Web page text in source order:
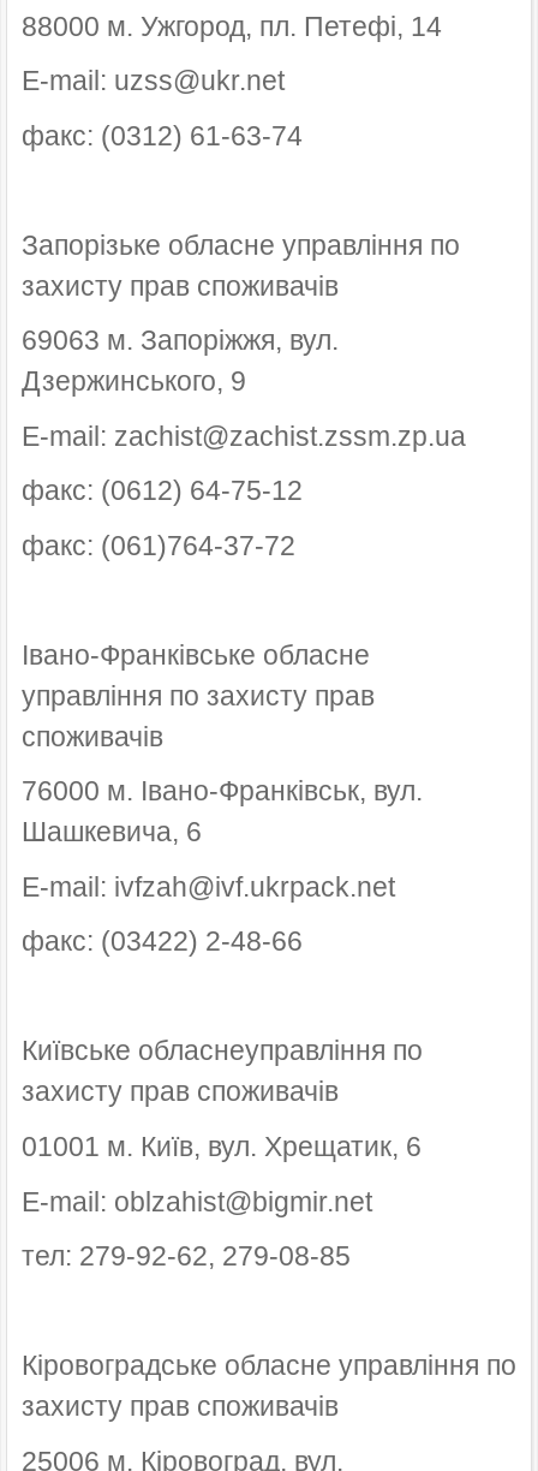
88000 м. Ужгород, пл. Петефі, 14
E-mail: uzss@ukr.net
факс: (0312) 61-63-74
Запорізьке обласне управління по
захисту прав споживачів
69063 м. Запоріжжя, вул.
Дзержинського, 9
E-mail: zachist@zachist.zssm.zp.ua
факс: (0612) 64-75-12
факс: (061)764-37-72
Івано-Франківське обласне
управління по захисту прав
споживачів
76000 м. Івано-Франківськ, вул.
Шашкевича, 6
E-mail: ivfzah@ivf.ukrpack.net
факс: (03422) 2-48-66
Київське обласнеуправління по
захисту прав споживачів
01001 м. Київ, вул. Хрещатик, 6
E-mail: oblzahist@bigmir.net
тел: 279-92-62, 279-08-85
Кіровоградське обласне управління по
захисту прав споживачів
25006 м. Кіровоград, вул.